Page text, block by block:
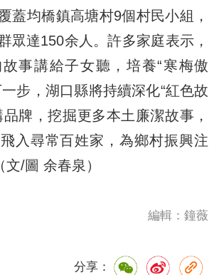
均橋鎮高塘村9個村民小組，
眾達150余人。許多家庭表示，
事講給子女聽，培養“寒梅傲
步，湖口縣將持續深化“紅色故
牌，挖掘更多本土廉潔故事，
入尋常百姓家，為鄉村振興注
文/圖 余春泉）
編輯：鐘薇
分享：